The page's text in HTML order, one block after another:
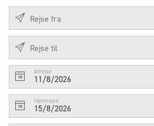
Afrejse
11/8/2026
Hjemrejse
15/8/2026